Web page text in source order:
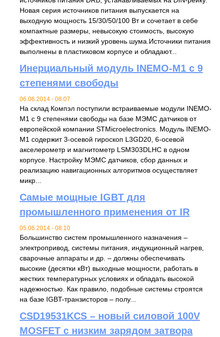
Новая серия источников питания выпускается на
выходную мощность 15/30/50/100 Вт и сочетает в себе
компактные размеры, невысокую стоимость, высокую
эффективность и низкий уровень шума.Источники питания
выполнены в пластиковом корпусе и обладают...
Инерциальный модуль INEMO-M1 с 9
степенями свободы
06.06.2014 - 08:07
На склад Компэл поступили встраиваемые модули INEMO-
M1 с 9 степенями свободы на базе МЭМС датчиков от
европейской компании STMicroelectronics. Модуль INEMO-
M1 содержит 3-осевой гироскоп L3GD20, 6-осевой
акселерометр и магнитометр LSM303DLHC в одном
корпусе. Настройку МЭМС датчиков, сбор данных и
реализацию навигационных алгоритмов осуществляет
микр...
Самые мощные IGBT для
промышленного применения от IR
05.06.2014 - 08:10
Большинство систем промышленного назначения –
электропривод, системы питания, индукционный нагрев,
сварочные аппараты и др. – должны обеспечивать
высокие (десятки кВт) выходные мощности, работать в
жестких температурных условиях и обладать высокой
надежностью. Как правило, подобные системы строятся
на базе IGBT-транзисторов – полу...
CSD19531KCS – новый силовой 100V
MOSFET с низким зарядом затвора